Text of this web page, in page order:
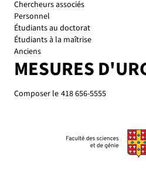
Personnel
Étudiants au doctorat
Étudiants à la maîtrise
Anciens
MESURES
Composer le 418 656-5555